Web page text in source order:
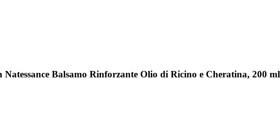
Natessance Balsamo Rinforzante Olio di Ricino e Cheratina, 200 ml